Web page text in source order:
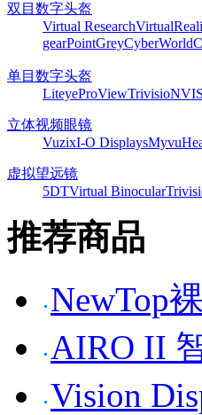
双目数字头盔
Virtual Research
gearPointGreyCyberWorld
单目数字头盔
LiteyeProViewTrivisioNVIS
立体视频眼镜
VuzixI-O DisplaysMyvu
虚拟望远镜
5DTVirtual Binocular
推荐商品
NewTop
AIRO II
Vision